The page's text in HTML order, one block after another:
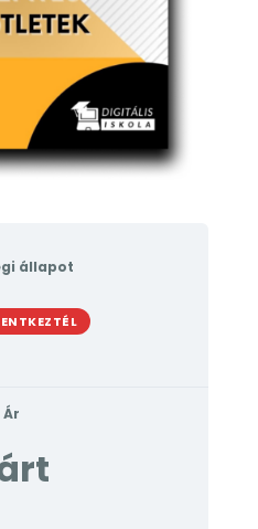
állapot
Ár